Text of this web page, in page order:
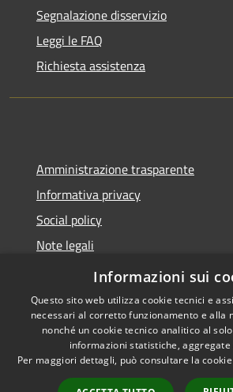
Segnalazione disservizio
Leggi le FAQ
Richiesta assistenza
Amministrazione trasparente
Informativa privacy
Social policy
Note legali
Dichiarazione di accessibilità
Accessibilità
Informazioni sui
Questo sito web utilizza cookie tecnici e
necessari al corretto funzionamento e alla
nonché un cookie tecnico analitico al
informazioni statistiche, aggregate
Per maggiori dettagli, può consultare la